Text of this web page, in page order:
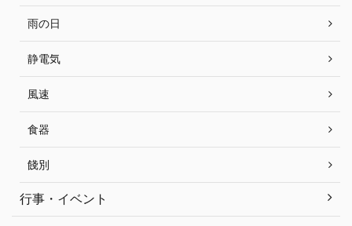
雨の日
静電気
風速
食器
餞別
行事・イベント